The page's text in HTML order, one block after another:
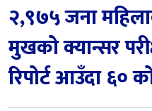
२,९७५ जना
मुखको क्यान्सर
रिपोर्ट आउँदा ६०